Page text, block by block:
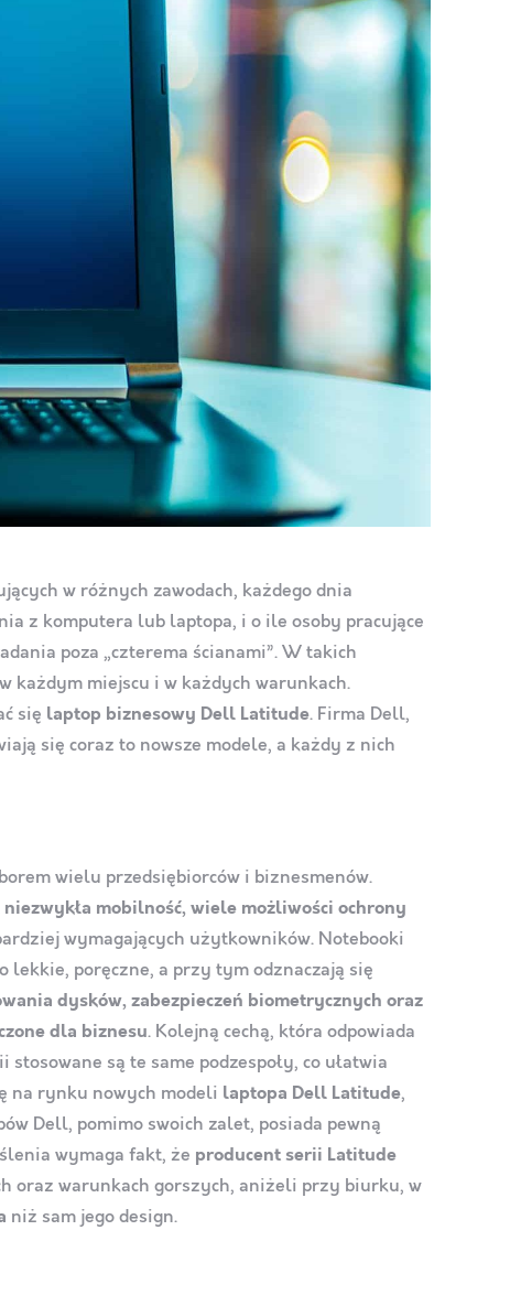
w różnych zawodach, każdego dnia
z komputera lub laptopa, i o ile osoby pracujące
poza „czterema ścianami”. W takich
każdym miejscu i w każdych warunkach.
się laptop biznesowy Dell Latitude. Firma Dell,
się coraz to nowsze modele, a każdy z nich
wielu przedsiębiorców i biznesmenów.
mobilność, wiele możliwości ochrony
wymagających użytkowników. Notebooki
lekkie, poręczne, a przy tym odznaczają się
dysków, zabezpieczeń biometrycznych oraz
dla biznesu. Kolejną cechą, która odpowiada
są te same podzespoły, co ułatwia
na rynku nowych modeli laptopa Dell Latitude,
Dell, pomimo swoich zalet, posiada pewną
wymaga fakt, że producent serii Latitude
oraz warunkach gorszych, aniżeli przy biurku, w
niż sam jego design.